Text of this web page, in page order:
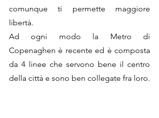
comunque ti permette maggiore
libertà.
Ad ogni modo la Metro di
Copenaghen è recente ed è composta
da 4 linee che servono bene il centro